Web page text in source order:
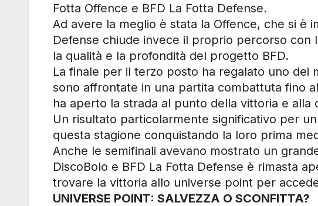
Fotta Offence e BFD La Fotta Defense.
Ad avere la meglio è stata la Offence, che si è
Defense chiude invece il proprio percorso con
la qualità e la profondità del progetto BFD.
La finale per il terzo posto ha regalato uno dei
sono affrontate in una partita combattuta fino
ha aperto la strada al punto della vittoria e alla
Un risultato particolarmente significativo per
questa stagione conquistando la loro prima
Anche le semifinali avevano mostrato un
DiscoBolo e BFD La Fotta Defense è rimasta
trovare la vittoria allo universe point per
UNIVERSE POINT: SALVEZZA O SCONFITTA?